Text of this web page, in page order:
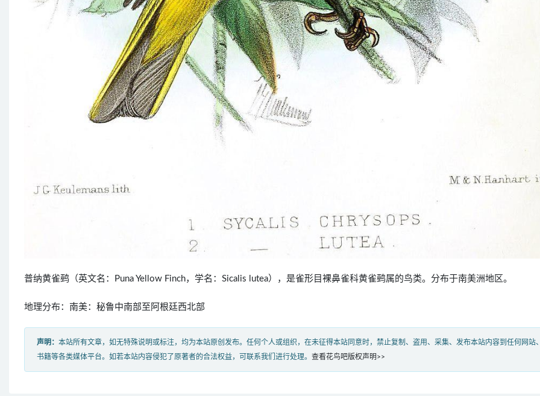
普纳黄雀鹀（英文名：Puna Yellow Finch，学名：Sicalis lutea），是雀形目裸鼻雀科黄雀鹀属的鸟类。分布于南美洲地区。
地理分布：南美：秘鲁中南部至阿根廷西北部
声明： 本站所有文章，如无特殊说明或标注，均为本站原创发布。任何个人或组织，在未征得本站同意时，禁止复制、盗用、采集、发布本站内容到任何网站
书籍等各类媒体平台。如若本站内容侵犯了原著者的合法权益，可联系我们进行处理。 查看花鸟吧版权声明>>